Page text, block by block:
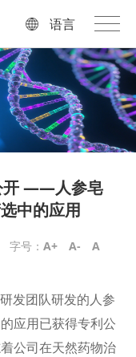
语言
开 ——人参皂
中的应用
字号：A+ A- A
发团队研发的人参
应用已获得专利公
公司在天然药物治